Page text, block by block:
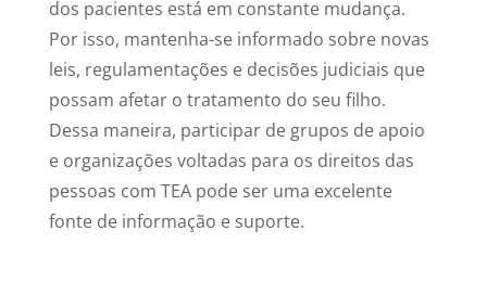
dos pacientes está em constante mudança.
Por isso, mantenha-se informado sobre novas
leis, regulamentações e decisões judiciais que
possam afetar o tratamento do seu filho.
Dessa maneira, participar de grupos de apoio
e organizações voltadas para os direitos das
pessoas com TEA pode ser uma excelente
fonte de informação e suporte.